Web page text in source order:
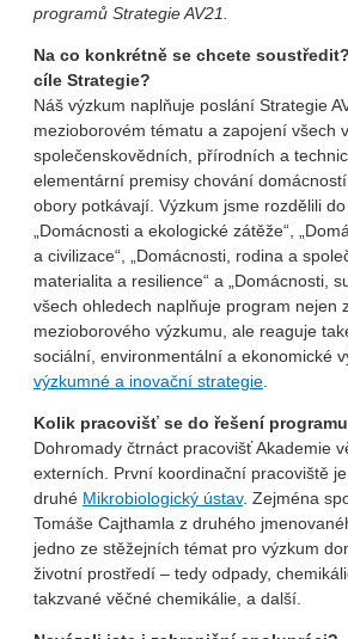
programů Strategie AV21.
Na co konkrétně se chcete
cíle Strategie?
Náš výzkum naplňuje poslání Strategie
mezioborovém tématu a zapojení všech
společenskovědních, přírodních a
elementární premisy chování
obory potkávají. Výzkum jsme rozdělili
„Domácnosti a ekologické zátěže“,
a civilizace“, „Domácnosti, rodina a
materialita a resilience“ a „Domácnosti,
všech ohledech naplňuje program nejen
mezioborového výzkumu, ale reaguje
sociální, environmentální a ekonomické
výzkumné a inovační strategie
Kolik pracovišť se do řešení
Dohromady čtrnáct pracovišť Akademie
externích. První koordinační pracoviště je
druhé Mikrobiologický ústav. Zejména
Tomáše Cajthamla z druhého
jedno ze stěžejních témat pro výzkum
životní prostředí – tedy odpady,
takzvané věčné chemikálie, a další.